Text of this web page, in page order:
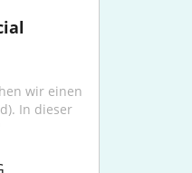
wir einen
In dieser